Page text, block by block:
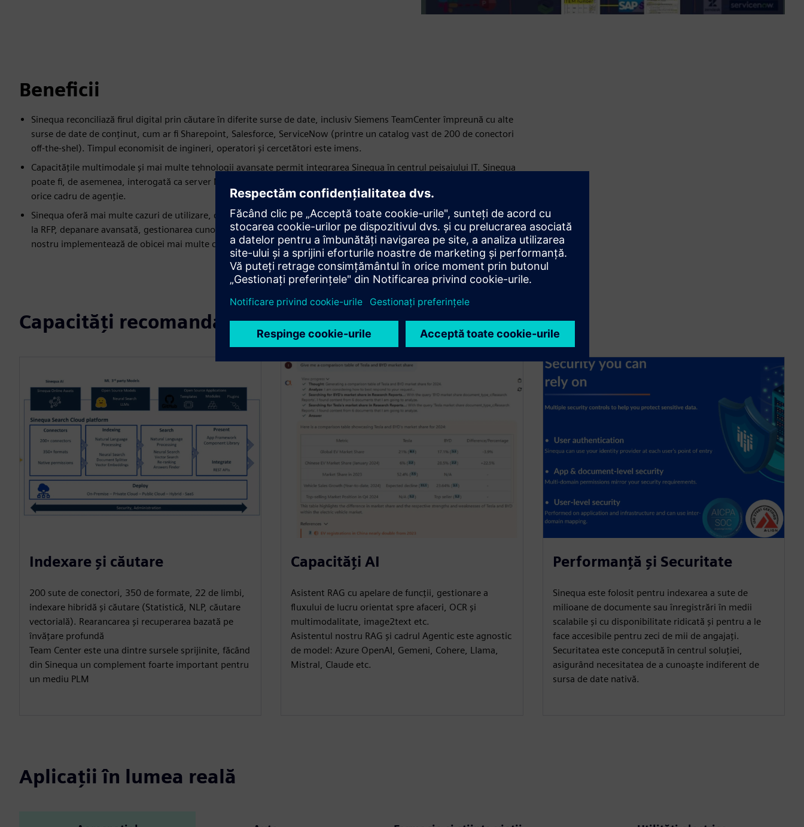
Beneficii
Sinequa reconciliază firul digital prin căutare în diferite surse de date, inclusiv Siemens TeamCenter împreună cu alte
surse de date de conținut, cum ar fi Sharepoint, Salesforce, ServiceNow (printre un catalog vast de 200 de conectori
off-the-shel). Timpul economisit de ingineri, operatori și cercetători este imens.
Capacitățile multimodale și mai multe tehnologii avansate permit integrarea Sinequa în centrul peisajului IT. Sinequa
poate fi, de asemenea, interogată ca server MCP, pentru a afișa informațiile corecte în siguranță și în orice moment în
orice cadru de agenție.
Sinequa oferă mai multe cazuri de utilizare, de la întreținere și asistență, până la optimizarea achizițiilor, prin răspuns
la RFP, depanare avansată, gestionarea cunoștințelor și orice alt tip de caz de utilizare a căutării întreprinderii. Clientul
nostru implementează de obicei mai multe cazuri de utilizare a afacerii pe partea de sus a platformei.
Capacități recomandate
Indexare și căutare
200 sute de conectori, 350 de formate, 22 de limbi,
indexare hibridă și căutare (Statistică, NLP, căutare
vectorială). Rearancarea și recuperarea bazată pe
învățare profundă
Team Center este una dintre sursele sprijinite, făcând
din Sinequa un complement foarte important pentru
un mediu PLM
Capacități AI
Asistent RAG cu apelare de funcții, gestionare a
fluxului de lucru orientat spre afaceri, OCR și
multimodalitate, image2text etc.
Asistentul nostru RAG și cadrul Agentic este agnostic
de model: Azure OpenAI, Gemeni, Cohere, Llama,
Mistral, Claude etc.
Performanță și Securitate
Sinequa este folosit pentru indexarea a sute de
milioane de documente sau înregistrări în medii
scalabile și cu disponibilitate ridicată și pentru a le
face accesibile pentru zeci de mii de angajați.
Securitatea este concepută în centrul soluției,
asigurând necesitatea de a cunoaște indiferent de
sursa de date nativă.
Aplicații în lumea reală